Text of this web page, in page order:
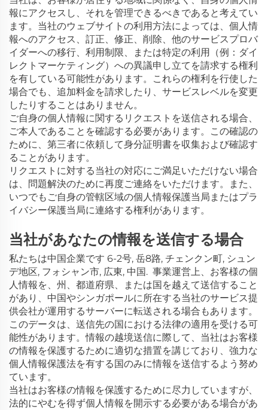
報にアクセスし、それを管理できるべきであると考えてい
ます。当社のウェブサイトの利用方法によっては、個人情
報へのアクセス、訂正、修正、削除、他のサービスプロバ
イダーへの移行、利用制限、または特定の利用（例：ダイ
レクトマーケティング）への異議申し立てを請求する権利
を有している可能性があります。これらの権利を行使した
場合でも、追加料金を請求したり、サービスレベルを変更
したりすることはありません。
ご自身の個人情報に関するリクエストを送信される場合、
ご本人であることを確認する必要があります。この確認の
ために、第三者に依頼して身分証明書を収集および確認す
ることがあります。
リクエストに対する当社の対応にご満足いただけない場合
は、問題解決のために再度ご連絡をいただけます。また、
いつでもご自身の管轄区域の個人情報保護当局またはプラ
イバシー保護当局に連絡する権利があります。
当社があなたの情報を送信する場合
私たちは中国企業です 6-2号, 岳8路, チェンクン町, シュン
デ地区, フォシャン市, 広東, 中国. 事業運営上、お客様の個
人情報を、州、都道府県、または国を越えて送信すること
があり、中国やシンガポールに所在する当社のサービス提
供会社が運用するサーバーに転送される場合もあります。
このデータは、送信先の国における法律の適用を受ける可
能性があります。情報の越境送信に際して、当社はお客様
の情報を保護するために適切な措置を講じており、強力な
個人情報保護法を有する国のみに情報を送信するよう努め
ています。
当社はお客様の情報を保護するために尽力していますが、
法的にやむを得ず個人情報を開示する必要がある場合があ